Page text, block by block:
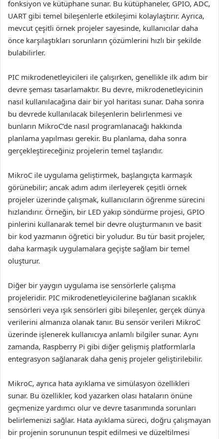
fonksiyon ve kütüphane sunar. Bu kütüphaneler, GPIO, ADC,
UART gibi temel bileşenlerle etkileşimi kolaylaştırır. Ayrıca,
mevcut çeşitli örnek projeler sayesinde, kullanıcılar daha
önce karşılaştıkları sorunların çözümlerini hızlı bir şekilde
bulabilirler.
PIC mikrodenetleyicileri ile çalışırken, genellikle ilk adım bir
devre şeması tasarlamaktır. Bu devre, mikrodenetleyicinin
nasıl kullanılacağına dair bir yol haritası sunar. Daha sonra
bu devrede kullanılacak bileşenlerin belirlenmesi ve
bunların MikroC’de nasıl programlanacağı hakkında
planlama yapılması gerekir. Bu planlama, daha sonra
gerçekleştireceğiniz projelerin temel taşlarıdır.
MikroC ile uygulama geliştirmek, başlangıçta karmaşık
görünebilir; ancak adım adım ilerleyerek çeşitli örnek
projeler üzerinde çalışmak, kullanıcıların öğrenme sürecini
hızlandırır. Örneğin, bir LED yakıp söndürme projesi, GPIO
pinlerini kullanarak temel bir devre oluşturmanın ve basit
bir kod yazmanın öğretici bir yoludur. Bu tür basit projeler,
daha karmaşık uygulamalara geçişte sağlam bir temel
oluşturur.
Diğer bir yaygın uygulama ise sensörlerle çalışma
projeleridir. PIC mikrodenetleyicilerine bağlanan sıcaklık
sensörleri veya ışık sensörleri gibi bileşenler, gerçek dünya
verilerini almanıza olanak tanır. Bu sensör verileri MikroC
üzerinde işlenerek kullanıcıya anlamlı bilgiler sunar. Aynı
zamanda, Raspberry Pi gibi diğer gelişmiş platformlarla
entegrasyon sağlanarak daha geniş projeler geliştirilebilir.
MikroC, ayrıca hata ayıklama ve simülasyon özellikleri
sunar. Bu özellikler, kod yazarken olası hataların önüne
geçmenize yardımcı olur ve devre tasarımında sorunları
belirlemenizi sağlar. Hata ayıklama süreci, doğru çalışmayan
bir projenin sorununun tespit edilmesi ve düzeltilmesi